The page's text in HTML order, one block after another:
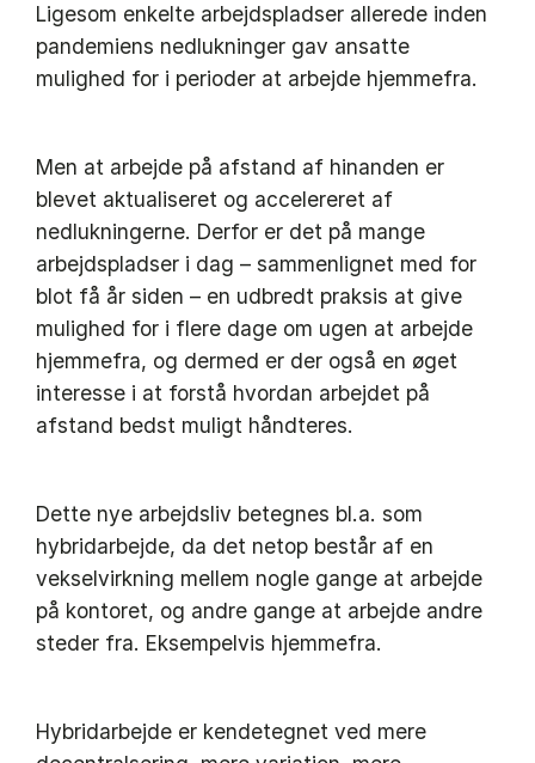
Ligesom enkelte arbejdspladser allerede inden
pandemiens nedlukninger gav ansatte
mulighed for i perioder at arbejde hjemmefra.
Men at arbejde på afstand af hinanden er
blevet aktualiseret og accelereret af
nedlukningerne. Derfor er det på mange
arbejdspladser i dag – sammenlignet med for
blot få år siden – en udbredt praksis at give
mulighed for i flere dage om ugen at arbejde
hjemmefra, og dermed er der også en øget
interesse i at forstå hvordan arbejdet på
afstand bedst muligt håndteres.
Dette nye arbejdsliv betegnes bl.a. som
hybridarbejde, da det netop består af en
vekselvirkning mellem nogle gange at arbejde
på kontoret, og andre gange at arbejde andre
steder fra. Eksempelvis hjemmefra.
Hybridarbejde er kendetegnet ved mere